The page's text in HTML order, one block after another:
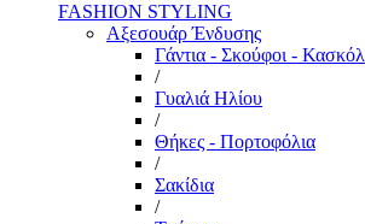
FASHION STYLING
Αξεσουάρ Ένδυσης
Γάντια - Σκούφοι - Κασκόλ
/
Γυαλιά Ηλίου
/
Θήκες - Πορτοφόλια
/
Σακίδια
/